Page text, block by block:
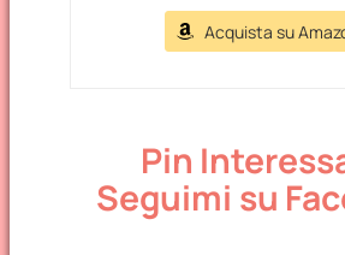
Acquista su
Pin
Seguimi su